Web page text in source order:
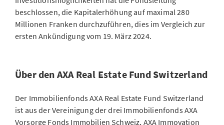
beschlossen, die Kapitalerhöhung auf maximal 280
Millionen Franken durchzuführen, dies im Vergleich zur
ersten Ankündigung vom 19. März 2024.
Über den AXA Real Estate Fund Switzerland
Der Immobilienfonds AXA Real Estate Fund Switzerland
ist aus der Vereinigung der drei Immobilienfonds AXA
Vorsorge Fonds Immobilien Schweiz, AXA Immovation